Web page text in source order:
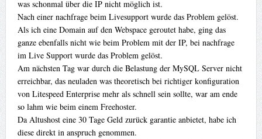
was schonmal über die IP nicht möglich ist.
Nach einer nachfrage beim Livesupport wurde das Problem gelöst.
Als ich eine Domain auf den Webspace geroutet habe, ging das
ganze ebenfalls nicht wie beim Problem mit der IP, bei nachfrage
im Live Support wurde das Problem gelöst.
Am nächsten Tag war durch die Belastung der MySQL Server nicht
erreichbar, das neuladen was theoretisch bei richtiger konfiguration
von Litespeed Enterprise mehr als schnell sein sollte, war am ende
so lahm wie beim einem Freehoster.
Da Altushost eine 30 Tage Geld zurück garantie anbietet, habe ich
diese direkt in anspruch genommen.